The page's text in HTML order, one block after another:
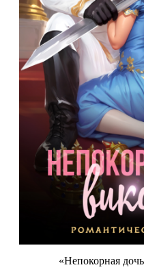
«Непокорная